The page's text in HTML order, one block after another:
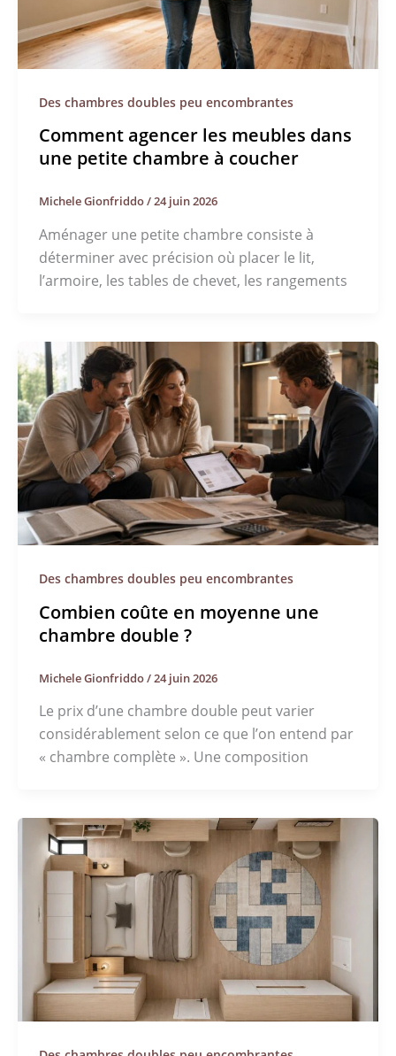
Des chambres doubles peu encombrantes
Comment agencer les meubles dans
une petite chambre à coucher
Michele Gionfriddo/24 juin 2026
Aménager une petite chambre consiste à
déterminer avec précision où placer le lit,
l’armoire, les tables de chevet, les rangements
Des chambres doubles peu encombrantes
Combien coûte en moyenne une
chambre double ?
Michele Gionfriddo/24 juin 2026
Le prix d’une chambre double peut varier
considérablement selon ce que l’on entend par
« chambre complète ». Une composition